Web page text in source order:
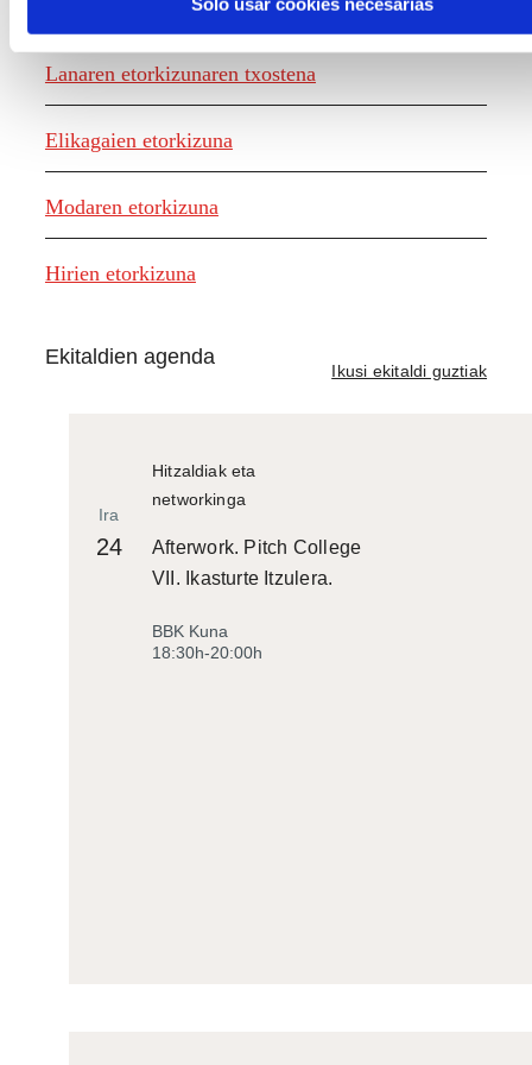
Lanaren etorkizunaren txostena
Elikagaien etorkizuna
Modaren etorkizuna
Hirien etorkizuna
Ekitaldien agenda
Ikusi ekitaldi guztiak
Hitzaldiak eta
networkinga
Ira
24
Afterwork. Pitch College
VII. Ikasturte Itzulera.
BBK Kuna
18:30h-20:00h